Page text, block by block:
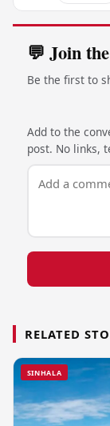
💬 Join
Be the first to
Add to the
post. No links,
RELATED
SINHALA